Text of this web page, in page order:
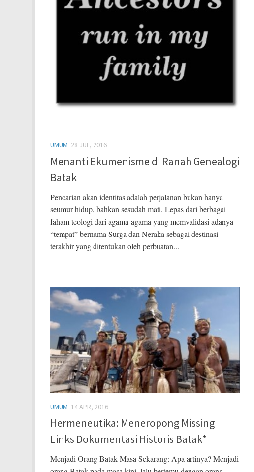
UMUM 28 JUL, 2016
Menanti Ekumenisme di Ranah Genealogi
Batak
Pencarian akan identitas adalah perjalanan bukan hanya
seumur hidup, bahkan sesudah mati. Lepas dari berbagai
faham teologi dari agama-agama yang memvalidasi adanya
“tempat” bernama Surga dan Neraka sebagai destinasi
terakhir yang ditentukan oleh perbuatan...
UMUM 14 APR, 2016
Hermeneutika: Meneropong Missing
Links Dokumentasi Historis Batak*
Menjadi Orang Batak Masa Sekarang: Apa artinya? Menjadi